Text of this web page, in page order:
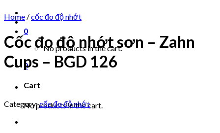
0
No products in the cart.
0
Cart
No products in the cart.
Home /cốc đo độ nhớt
Cốc đo độ nhớt sơn – Zahn
Cups – BGD 126
Category:cốc đo độ nhớt